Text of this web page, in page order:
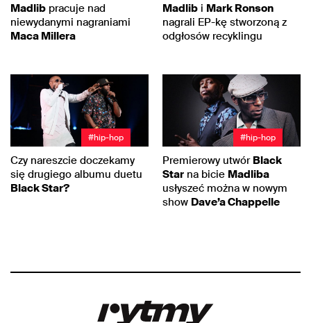
Madlib pracuje nad
niewydanymi nagraniami
Maca Millera
Madlib i Mark Ronson
nagrali EP-kę stworzoną z
odgłosów recyklingu
#hip-hop
Czy nareszcie doczekamy
się drugiego albumu duetu
Black Star?
#hip-hop
Premierowy utwór Black
Star na bicie Madliba
usłyszeć można w nowym
show Dave’a Chappelle